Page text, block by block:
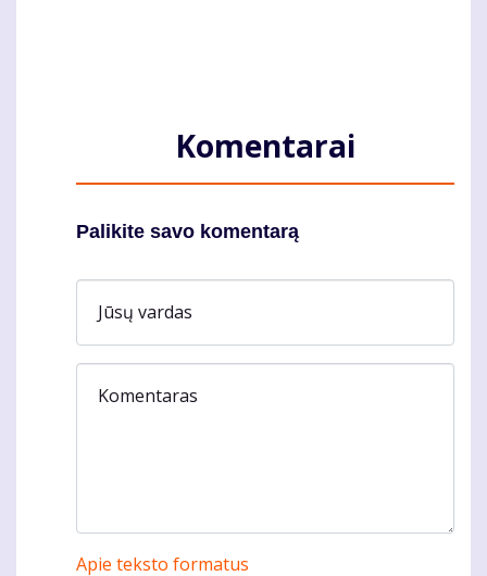
Komentarai
Palikite savo komentarą
Jūsų vardas
Komentaras
Apie teksto formatus